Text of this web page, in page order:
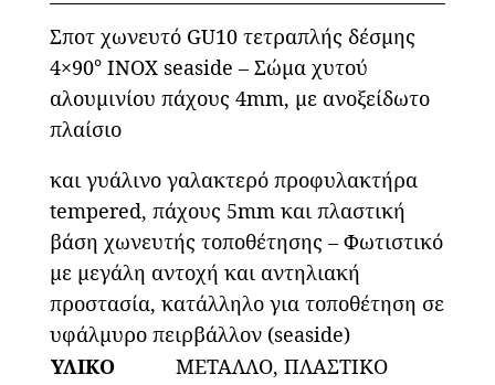
Σποτ χωνευτό GU10 τετραπλής δέσμης
4×90° INOX seaside – Σώμα χυτού
αλουμινίου πάχους 4mm, με ανοξείδωτο
πλαίσιο
και γυάλινο γαλακτερό προφυλακτήρα
tempered, πάχους 5mm και πλαστική
βάση χωνευτής τοποθέτησης – Φωτιστικό
με μεγάλη αντοχή και αντηλιακή
προστασία, κατάλληλο για τοποθέτηση σε
υφάλμυρο πειρβάλλον (seaside)
ΥΛΙΚΟ
ΜΕΤΑΛΛΟ, ΠΛΑΣΤΙΚΟ